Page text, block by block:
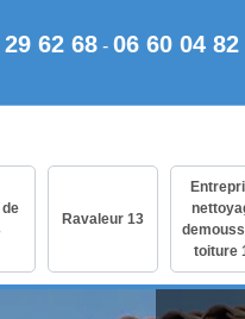
62 68 - 06 60 04 82
de
Ravaleur 13
toiture